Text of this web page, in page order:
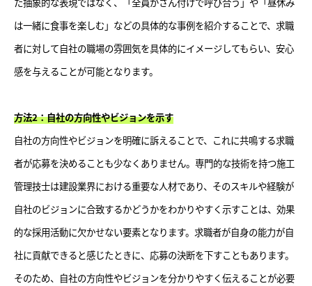
は一緒に食事を楽しむ」などの具体的な事例を紹介することで、求職
者に対して自社の職場の雰囲気を具体的にイメージしてもらい、安心
感を与えることが可能となります。
方法2：自社の方向性やビジョンを示す
自社の方向性やビジョンを明確に訴えることで、これに共鳴する求職
者が応募を決めることも少なくありません。専門的な技術を持つ施工
管理技士は建設業界における重要な人材であり、そのスキルや経験が
自社のビジョンに合致するかどうかをわかりやすく示すことは、効果
的な採用活動に欠かせない要素となります。求職者が自身の能力が自
社に貢献できると感じたときに、応募の決断を下すこともあります。
そのため、自社の方向性やビジョンを分かりやすく伝えることが必要